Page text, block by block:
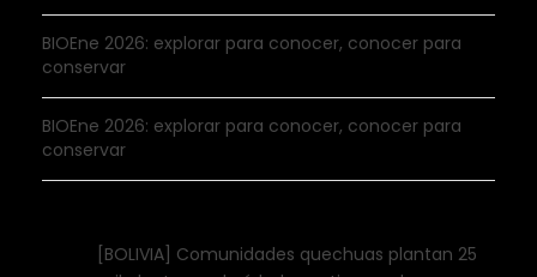
BIOEne 2026: explorar para conocer, conocer para
conservar
BIOEne 2026: explorar para conocer, conocer para
conservar
[BOLIVIA] Comunidades quechuas plantan 25